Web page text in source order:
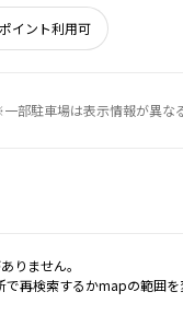
イント利用可
部駐車場は表示情報が異な
りません。
で再検索するかmapの範囲を